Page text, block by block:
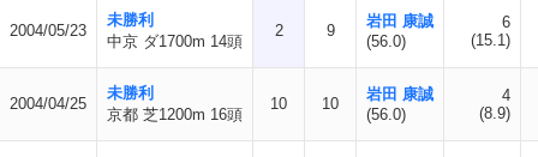
2004/05/23
未勝利
中京 ダ1700m 14頭
2 9
岩田 康誠
(56.0)
6
(15.1)
2004/04/25
未勝利
京都 芝1200m 16頭
10 10
岩田 康誠
(56.0)
4
(8.9)